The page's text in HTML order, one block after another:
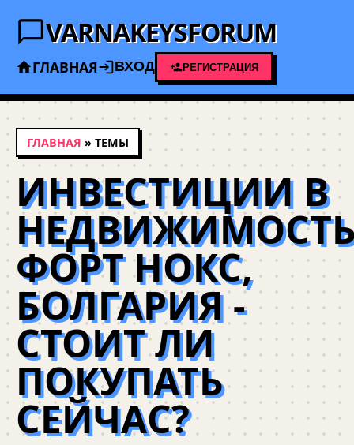
VARNAKEYSFORUM
ГЛАВНАЯ ВХОД РЕГИСТРАЦИЯ
ГЛАВНАЯ » ТЕМЫ
ИНВЕСТИЦИИ В
ФОРТ НОКС,
БОЛГАРИЯ -
СТОИТ ЛИ
ПОКУПАТЬ
СЕЙЧАС?